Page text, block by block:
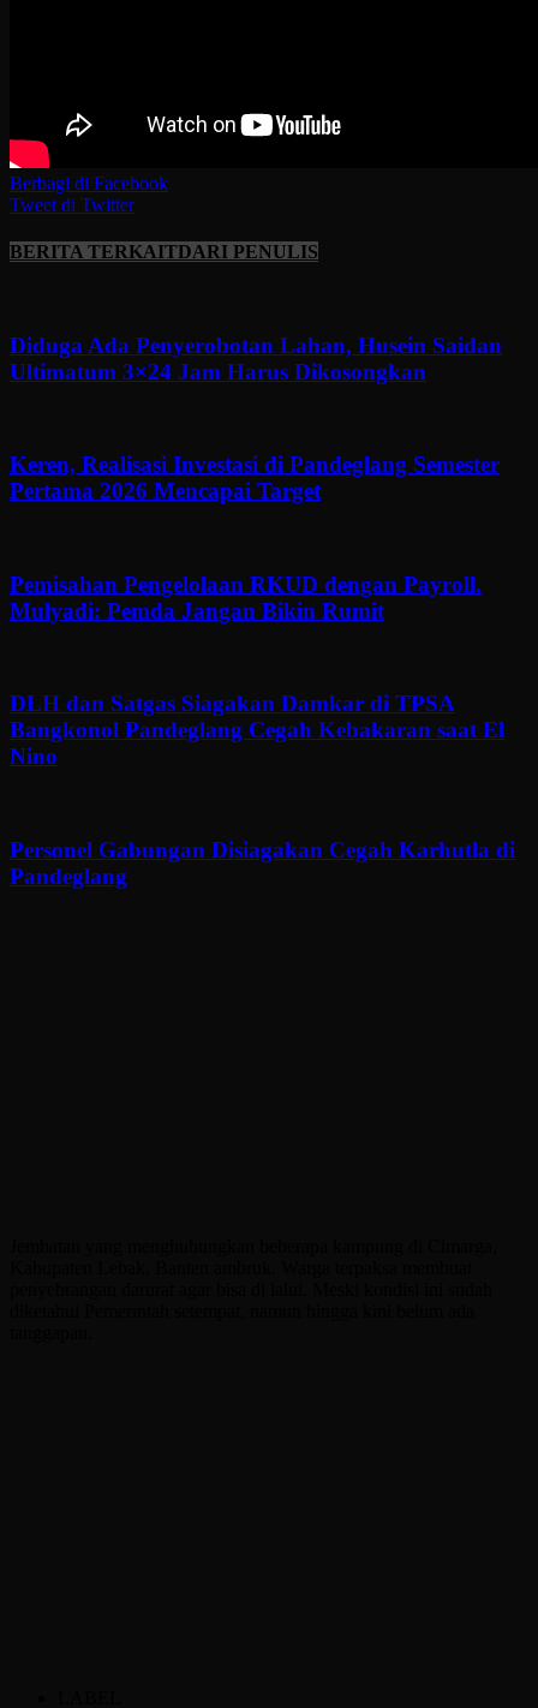
Berbagi di Facebook
Tweet di Twitter
BERITA TERKAITDARI PENULIS
Diduga Ada Penyerobotan Lahan, Husein Saidan
Ultimatum 3×24 Jam Harus Dikosongkan
Keren, Realisasi Investasi di Pandeglang Semester
Pertama 2026 Mencapai Target
Pemisahan Pengelolaan RKUD dengan Payroll.
Mulyadi: Pemda Jangan Bikin Rumit
DLH dan Satgas Siagakan Damkar di TPSA
Bangkonol Pandeglang Cegah Kebakaran saat El
Nino
Personel Gabungan Disiagakan Cegah Karhutla di
Pandeglang